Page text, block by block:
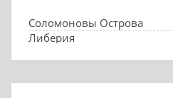
Соломоновы Острова
Либерия